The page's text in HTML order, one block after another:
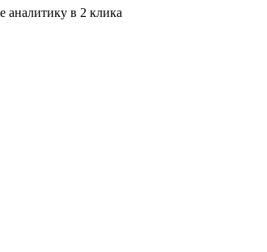
аналитику в 2 клика